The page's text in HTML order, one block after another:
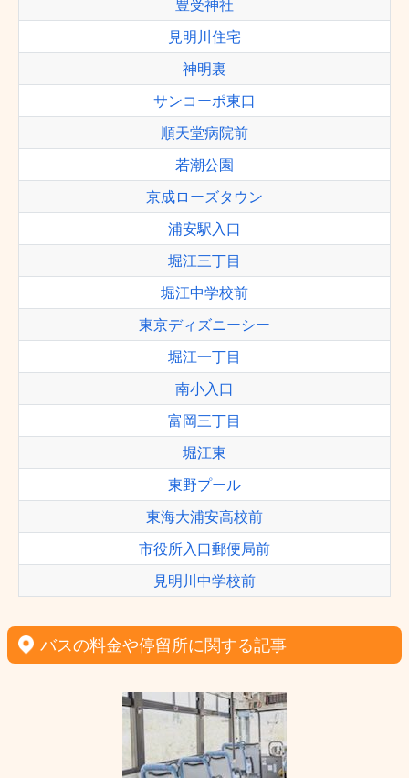
豊受神社
見明川住宅
神明裏
サンコーポ東口
順天堂病院前
若潮公園
京成ローズタウン
浦安駅入口
堀江三丁目
堀江中学校前
東京ディズニーシー
堀江一丁目
南小入口
富岡三丁目
堀江東
東野プール
東海大浦安高校前
市役所入口郵便局前
見明川中学校前
バスの料金や停留所に関する記事